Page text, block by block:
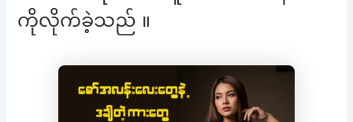
ကိုလိုက်ခဲ့သည် ။